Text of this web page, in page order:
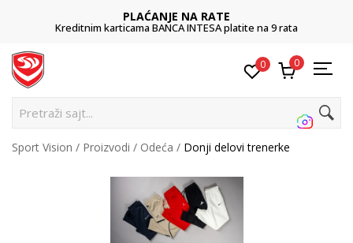
POZOVITE NAS
011 422 1422
0 0
Pretra
Sport Vision Proizvodi Odeća Donji delovi trenerke